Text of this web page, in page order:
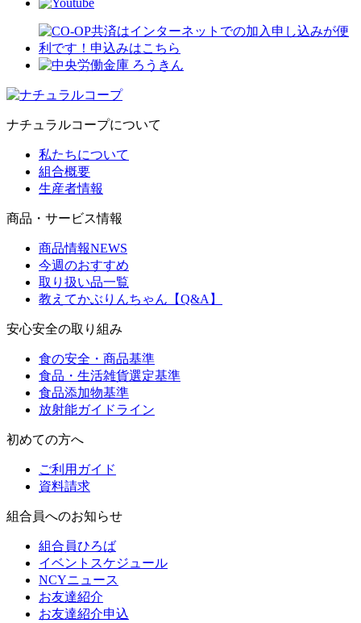
ナチュラルコープについて
私たちについて
組合概要
生産者情報
商品・サービス情報
商品情報NEWS
今週のおすすめ
取り扱い品一覧
教えてかぶりんちゃん【Q&A】
安心安全の取り組み
食の安全・商品基準
食品・生活雑貨選定基準
食品添加物基準
放射能ガイドライン
初めての方へ
ご利用ガイド
資料請求
組合員へのお知らせ
組合員ひろば
イベントスケジュール
NCYニュース
お友達紹介
お友達紹介申込